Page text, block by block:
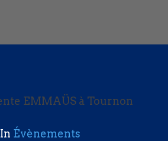
In Évènements